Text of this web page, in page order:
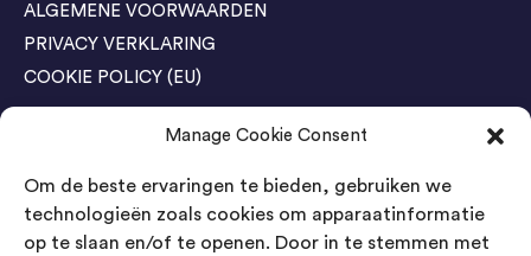
Manage Cookie Consent
Om de beste ervaringen te bieden, gebruiken we
technologieën zoals cookies om apparaatinformatie
op te slaan en/of te openen. Door in te stemmen met
ALGEMENE VOORWAARDEN
PRIVACY VERKLARING
COOKIE POLICY (EU)
Agenda Trade Shows
04-05 November / SVG FAIR Winterswijk
Bestel GRATIS kaarten